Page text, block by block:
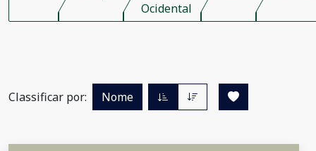
Ocidental
Classificar por: Nome